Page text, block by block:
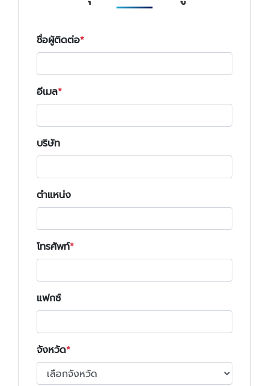
ชื่อผู้ติดต่อ
อีเมล
บริษัท
ตำแหน่ง
โทรศัพท์
แฟกซ์
จังหวัด